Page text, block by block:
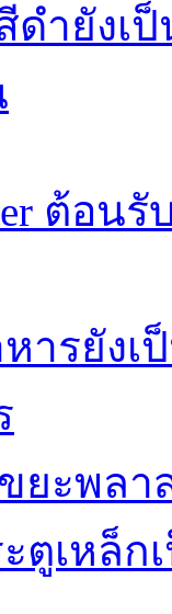
ำยังเ
ต้อน
ารยังเ
ขยะพล
ตูเหล็